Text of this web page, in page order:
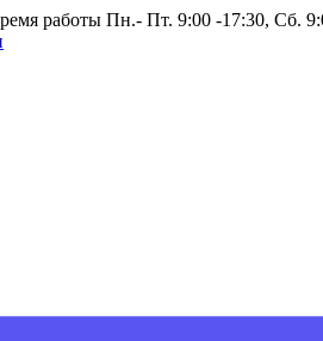
работы Пн.- Пт. 9:00 -17:30, Сб.